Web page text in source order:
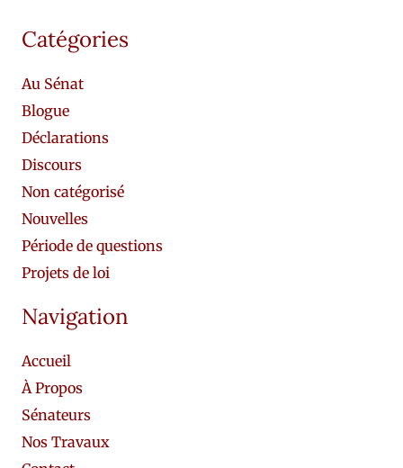
Catégories
Au Sénat
Blogue
Déclarations
Discours
Non catégorisé
Nouvelles
Période de questions
Projets de loi
Navigation
Accueil
À Propos
Sénateurs
Nos Travaux